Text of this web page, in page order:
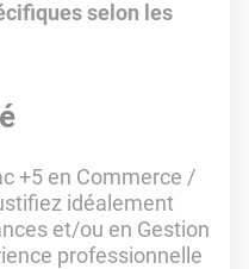
selon les
+5 en Commerce /
idéalement
et/ou en Gestion
professionnelle